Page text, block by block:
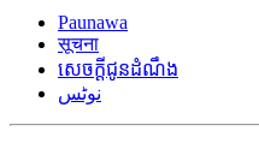
Paunawa
सूचना
សេចក្តីជូនដំណឹង
نوٹس